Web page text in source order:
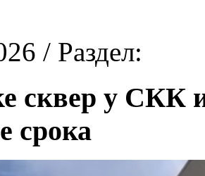
/ Раздел:
сквер у СКК
срока